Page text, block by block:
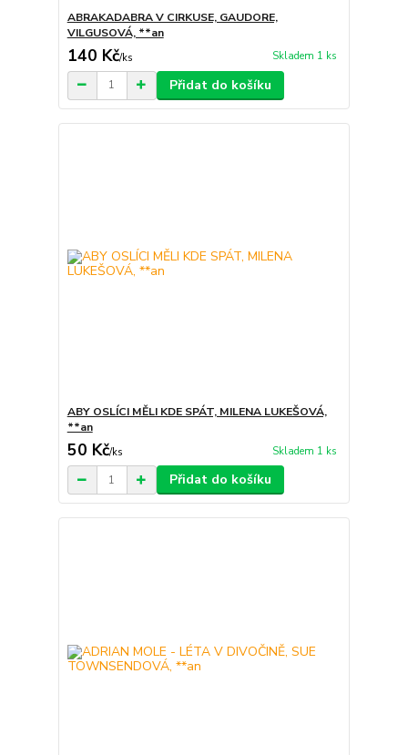
ABRAKADABRA V CIRKUSE, GAUDORE,
VILGUSOVÁ, **an
140 Kč/ks Skladem 1 ks
Přidat do košíku
ABY OSLÍCI MĚLI KDE SPÁT, MILENA LUKEŠOVÁ,
**an
50 Kč/ks Skladem 1 ks
Přidat do košíku